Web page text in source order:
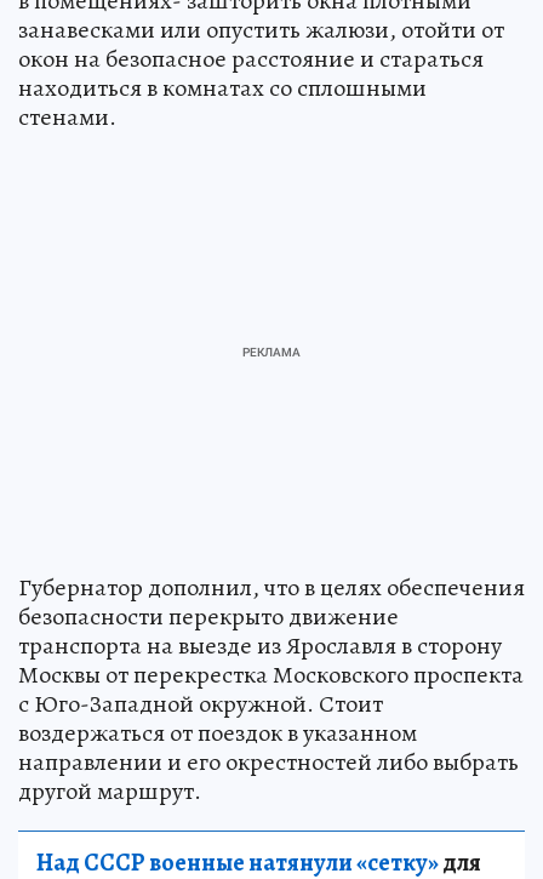
занавесками или опустить жалюзи, отойти от
окон на безопасное расстояние и стараться
находиться в комнатах со сплошными
стенами.
Губернатор дополнил, что в целях обеспечения
безопасности перекрыто движение
транспорта на выезде из Ярославля в сторону
Москвы от перекрестка Московского проспекта
с Юго-Западной окружной. Стоит
воздержаться от поездок в указанном
направлении и его окрестностей либо выбрать
другой маршрут.
Над СССР военные натянули «сетку»для